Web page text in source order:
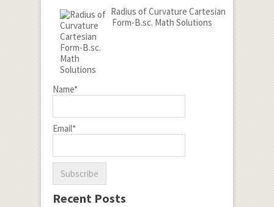
Radius of Curvature Cartesian
Form-B.sc. Math Solutions
Name*
Email*
Recent Posts